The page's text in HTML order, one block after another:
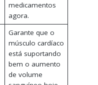
medicamentos
agora.
Garante que o
músculo cardíaco
está suportando
bem o aumento
de volume